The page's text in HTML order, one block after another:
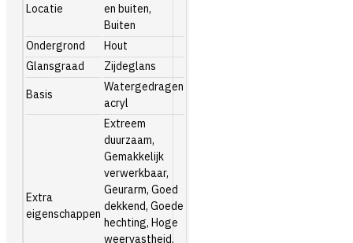
Locatie
en buiten,
Buiten
Ondergrond
Hout
Glansgraad
Zijdeglans
Basis
Watergedragen
acryl
Extra
eigenschappen
Extreem
duurzaam,
Gemakkelijk
verwerkbaar,
Geurarm, Goed
dekkend, Goede
hechting, Hoge
weervastheid,